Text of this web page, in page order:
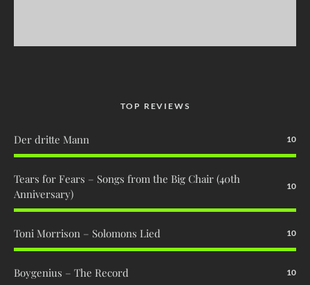
TOP REVIEWS
Der dritte Mann 10
Tears for Fears – Songs from the Big Chair (40th
Anniversary)
10
Toni Morrison – Solomons Lied 10
Boygenius – The Record 10